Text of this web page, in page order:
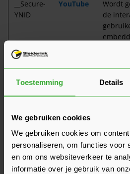
Toestemming Details
We gebruiken cookies
We gebruiken cookies om
personaliseren, om functies voor
en om ons websiteverkeer te
informatie over je gebruik van
__Secure-
YNID
YouTube
Wordt
de
Inc.
reeks
externe
_gcl_au Google